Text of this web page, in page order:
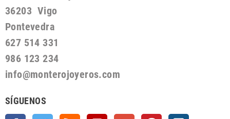
36203 Vigo
Pontevedra
627 514 331
986 123 234
info@monterojoyeros.com
SÍGUENOS